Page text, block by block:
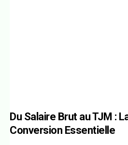
Du Salaire Brut au TJM :
Conversion Essentielle